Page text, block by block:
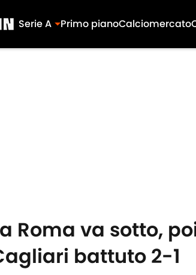
Serie A Primo pianoCalciomercato
Roma va sotto,
battuto 2-1